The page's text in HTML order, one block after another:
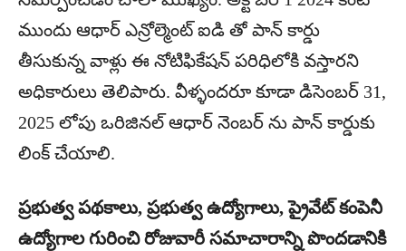
ముందు ఆధార్ ఎన్రోల్మెంట్ ఐడి తో పాన్ కార్డు
తీసుకున్న వాళ్లు ఈ నోటిఫికేషన్ పరిధిలోకి వస్తారని
అధికారులు తెలిపారు. వీళ్ళందరూ కూడా డిసెంబర్ 31,
2025 లోపు ఒరిజినల్ ఆధార్ నెంబర్ ను పాన్ కార్డుకు
లింక్ చేయాలి.
ప్రభుత్వ పథకాలు, ప్రభుత్వ ఉద్యోగాలు, ప్రైవేట్ కంపెనీ
ఉద్యోగాల గురించి రోజువారీ సమాచారాన్ని పొందడానికి